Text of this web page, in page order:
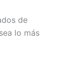
de
lo más